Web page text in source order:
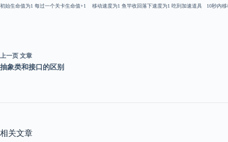
初始生命值为1 每过一个关卡生命值+1 移动速度为1 鱼竿收回落下速度为1 吃到加速道具 10秒内移
上一页 文章
抽象类和接口的区别
相关文章